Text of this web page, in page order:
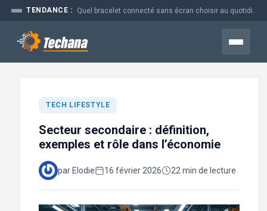
Aller
contenu
TENDANCE :
Menu
TECH LIFESTYLE
Secteur secondaire : définition,
exemples et rôle dans l’économie
par Elodie 16 février 2026 22 min de lecture